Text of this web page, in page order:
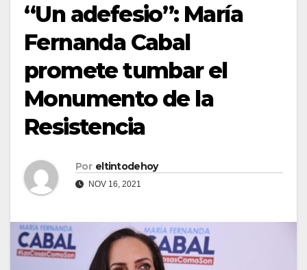
“Un adefesio”: María
Fernanda Cabal
promete tumbar el
Monumento de la
Resistencia
Por eltintodehoy
NOV 16, 2021